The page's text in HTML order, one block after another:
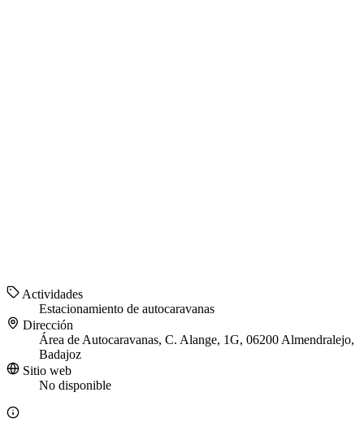
Actividades
Estacionamiento de autocaravanas
Dirección
Área de Autocaravanas, C. Alange, 1G, 06200 Almendralejo,
Badajoz
Sitio web
No disponible